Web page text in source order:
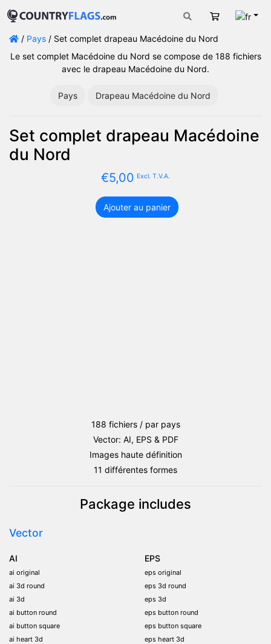
Panier
/ Pays / Set complet drapeau Macédoine du Nord
Le set complet Macédoine du Nord se compose de 188 fichiers
avec le drapeau Macédoine du Nord.
Pays Drapeau Macédoine du Nord
Set complet drapeau Macédoine
du Nord
€5,00 Excl. T.V.A.
quantité
Ajouter au panier
188 fichiers / par pays
Vector: AI, EPS & PDF
Images haute définition
11 différentes formes
Package includes
Vector
AI
ai original
ai 3d round
ai 3d
ai button round
ai button square
ai heart 3d
EPS
eps original
eps 3d round
eps 3d
eps button round
eps button square
eps heart 3d